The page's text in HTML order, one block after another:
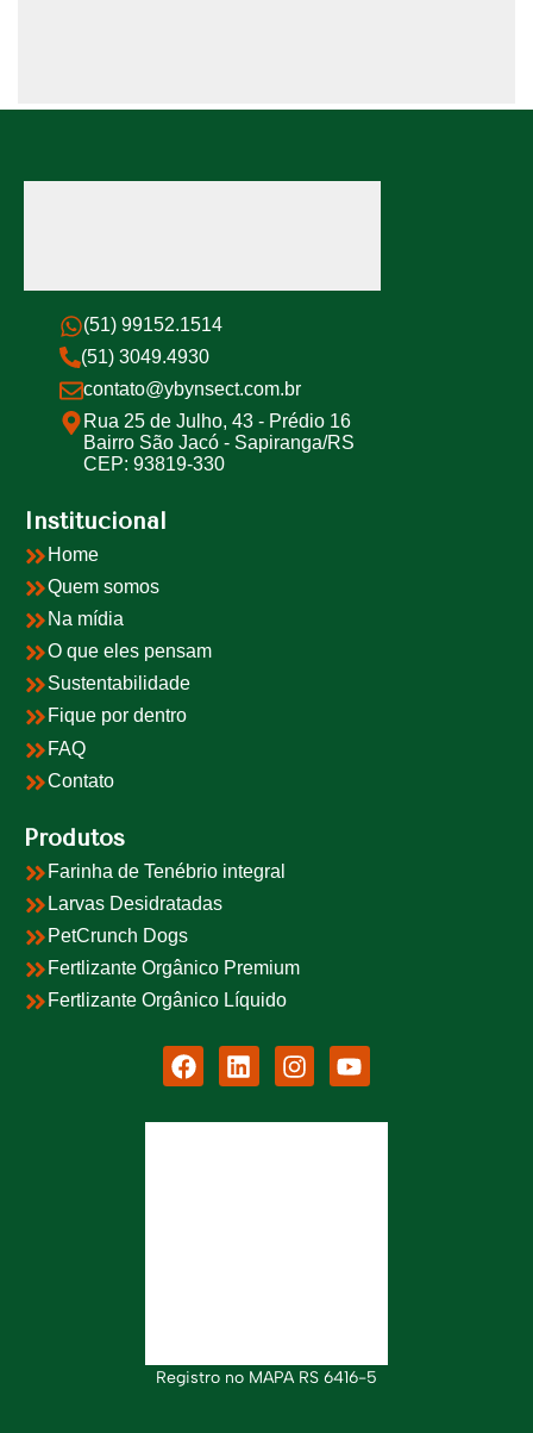
(51) 99152.1514
(51) 3049.4930
contato@ybynsect.com.br
Rua 25 de Julho, 43 - Prédio 16
Bairro São Jacó - Sapiranga/RS
CEP: 93819-330
Institucional
Home
Quem somos
Na mídia
O que eles pensam
Sustentabilidade
Fique por dentro
FAQ
Contato
Produtos
Farinha de Tenébrio integral
Larvas Desidratadas
PetCrunch Dogs
Fertlizante Orgânico Premium
Fertlizante Orgânico Líquido
Registro no MAPA RS 6416-5